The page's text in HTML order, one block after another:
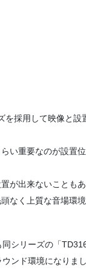
を採用して映像と設
い重要なのが設置
が出来ないこともあ
なく上質な音場環
シリーズの「
ンド環境になりまし